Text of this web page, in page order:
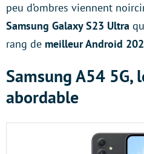
peu d’ombres viennent
Samsung Galaxy S23 Ultra
rang de meilleur Android
Samsung A54 5G,
abordable